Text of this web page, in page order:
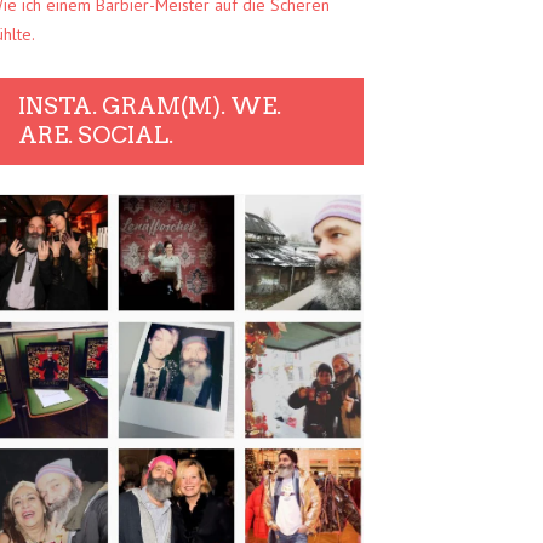
ich einem Barbier-Meister auf die Scheren
INSTA. GRAM(M). WE.
ARE. SOCIAL.